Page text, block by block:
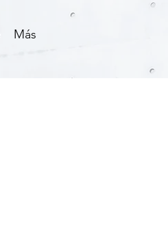
Más